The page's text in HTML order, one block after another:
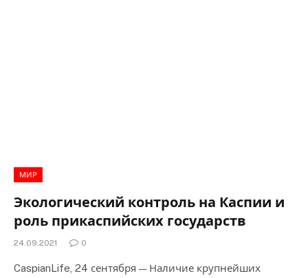
МИР
Экологический контроль на Каспии и
роль прикаспийских государств
24.09.2021 0
CaspianLife, 24 сентября — Наличие крупнейших